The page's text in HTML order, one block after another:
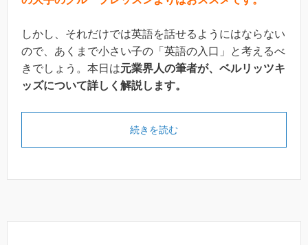
しかし、それだけでは英語を話せるようにはならない
ので、あくまで小さい子の「英語の入口」と考えるべ
きでしょう。本日は元業界人の筆者が、ベルリッツキ
ッズについて詳しく解説します。
続きを読む